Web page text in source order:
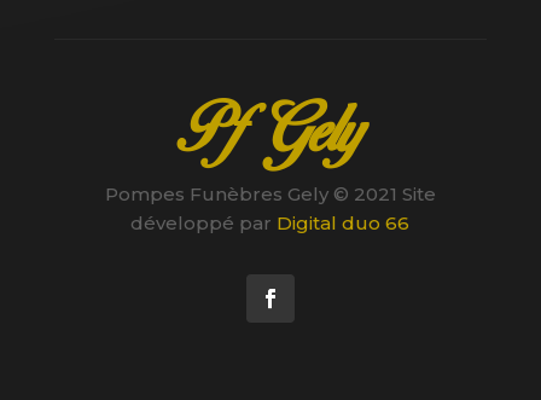
Pf Gely
Pompes Funèbres Gely © 2021 Site
développé par Digital duo 66